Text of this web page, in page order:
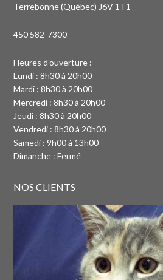
Terrebonne (Québec) J6V 1T1
450 582-7300
Heures d’ouverture :
Lundi : 8h30 à 20h00
Mardi : 8h30 à 20h00
Mercredi : 8h30 à 20h00
Jeudi : 8h30 à 20h00
Vendredi : 8h30 à 20h00
Samedi : 9h00 à 13h00
Dimanche : Fermé
NOS CLIENTS